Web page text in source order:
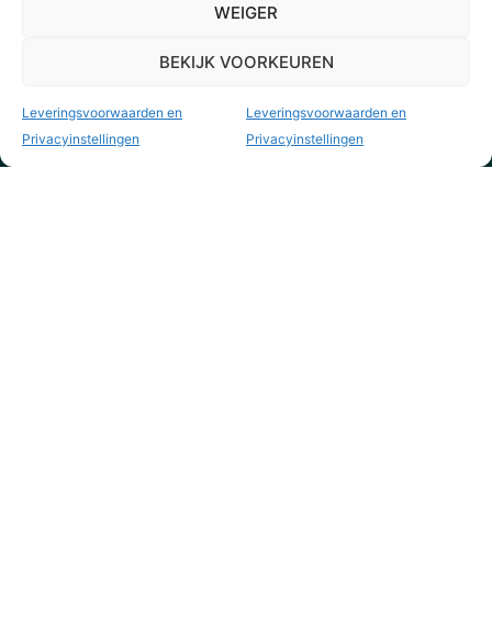
WEIGER
BEKIJK VOORKEUREN
Leveringsvoorwaarden en
Privacyinstellingen
Leveringsvoorwaarden en
Privacyinstellingen